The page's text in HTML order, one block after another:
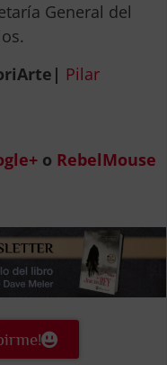
General del
Pilar
o RebelMouse